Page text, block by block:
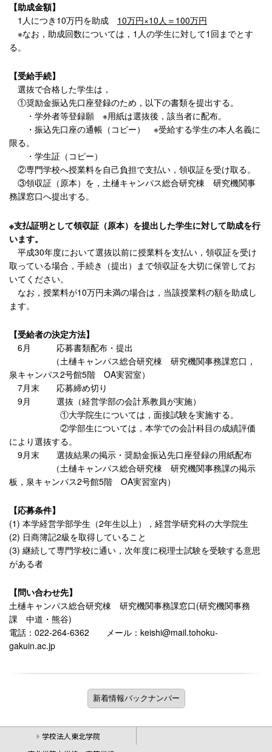
【助成金額】
1人につき10万円を助成 10万円×10人＝100万円
※なお，助成回数については，1人の学生に対して1回までとす
る。
【受給手続】
選抜で合格した学生は，
①奨励金振込先口座登録のため，以下の書類を提出する。
・学外者等登録願 ※用紙は選抜後，該当者に配布。
・振込先口座の通帳（コピー） ※受給する学生の本人名義に
限る。
・学生証（コピー）
②専門学校へ授業料を自己負担で支払い，領収証を受け取る。
③領収証（原本）を，土樋キャンパス総合研究棟 研究機関事
務課窓口へ提出する。
※支払証明として領収証（原本）を提出した学生に対して助成を行
います。
平成30年度において選抜以前に授業料を支払い，領収証を受け
取っている場合，手続き（提出）まで領収証を大切に保管してお
いてください。
なお，授業料が10万円未満の場合は，当該授業料の額を助成し
ます。
【受給者の決定方法】
6月 応募書類配布・提出
（土樋キャンパス総合研究棟 研究機関事務課窓口，
泉キャンパス2号館5階 OA実習室）
7月末 応募締め切り
9月 選抜（経営学部の会計系教員が実施）
①大学院生については，面接試験を実施する。
②学部生については，本学での会計科目の成績評価
により選抜する。
9月末 選抜結果の掲示・奨励金振込先口座登録の用紙配布
（土樋キャンパス総合研究棟 研究機関事務課の掲示
板，泉キャンパス2号館5階 OA実習室内）
【応募条件】
(1) 本学経営学部学生（2年生以上），経営学研究科の大学院生
(2) 日商簿記2級を取得していること
(3) 継続して専門学校に通い，次年度に税理士試験を受験する意思
がある者
【問い合わせ先】
土樋キャンパス総合研究棟 研究機関事務課窓口(研究機関事務
課 中道・熊谷)
電話：022-264-6362 メール：keishi@mail.tohoku-
gakuin.ac.jp
学校法人東北学院